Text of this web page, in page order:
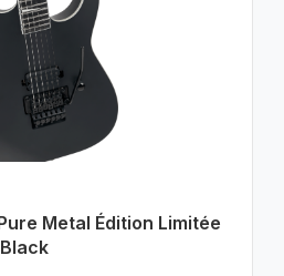
Metal Édition Limitée